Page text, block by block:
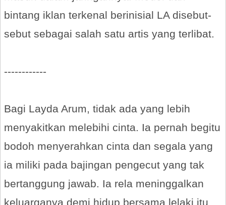
bintang iklan terkenal berinisial LA disebut-
sebut sebagai salah satu artis yang terlibat.
------------
Bagi Layda Arum, tidak ada yang lebih
menyakitkan melebihi cinta. Ia pernah begitu
bodoh menyerahkan cinta dan segala yang
ia miliki pada bajingan pengecut yang tak
bertanggung jawab. Ia rela meninggalkan
keluarganya demi hidup bersama lelaki itu.